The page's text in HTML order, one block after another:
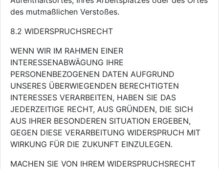
des mutmaßlichen Verstoßes.
8.2 WIDERSPRUCHSRECHT
WENN WIR IM RAHMEN EINER
INTERESSENABWÄGUNG IHRE
PERSONENBEZOGENEN DATEN AUFGRUND
UNSERES ÜBERWIEGENDEN BERECHTIGTEN
INTERESSES VERARBEITEN, HABEN SIE DAS
JEDERZEITIGE RECHT, AUS GRÜNDEN, DIE SICH
AUS IHRER BESONDEREN SITUATION ERGEBEN,
GEGEN DIESE VERARBEITUNG WIDERSPRUCH MIT
WIRKUNG FÜR DIE ZUKUNFT EINZULEGEN.
MACHEN SIE VON IHREM WIDERSPRUCHSRECHT